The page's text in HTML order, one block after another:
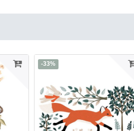
-33%